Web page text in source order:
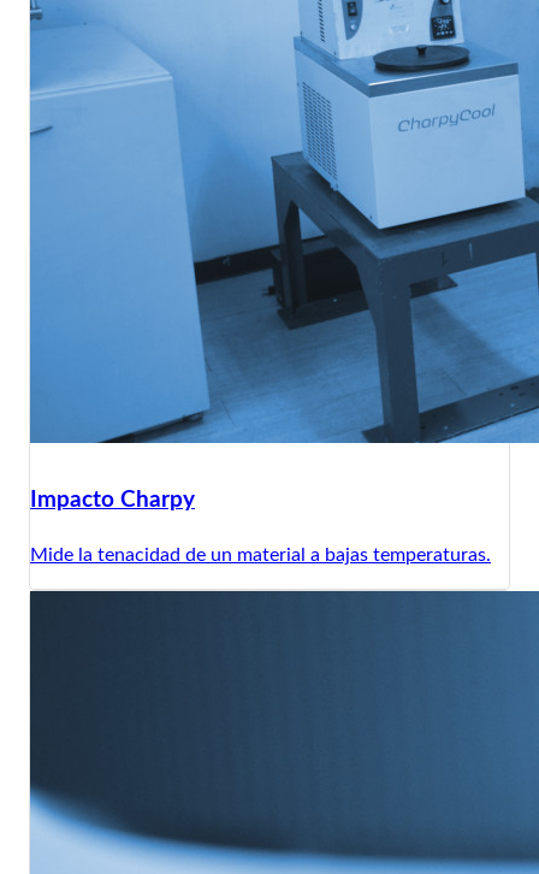
Impacto Charpy
Mide la tenacidad de un material a bajas temperaturas.